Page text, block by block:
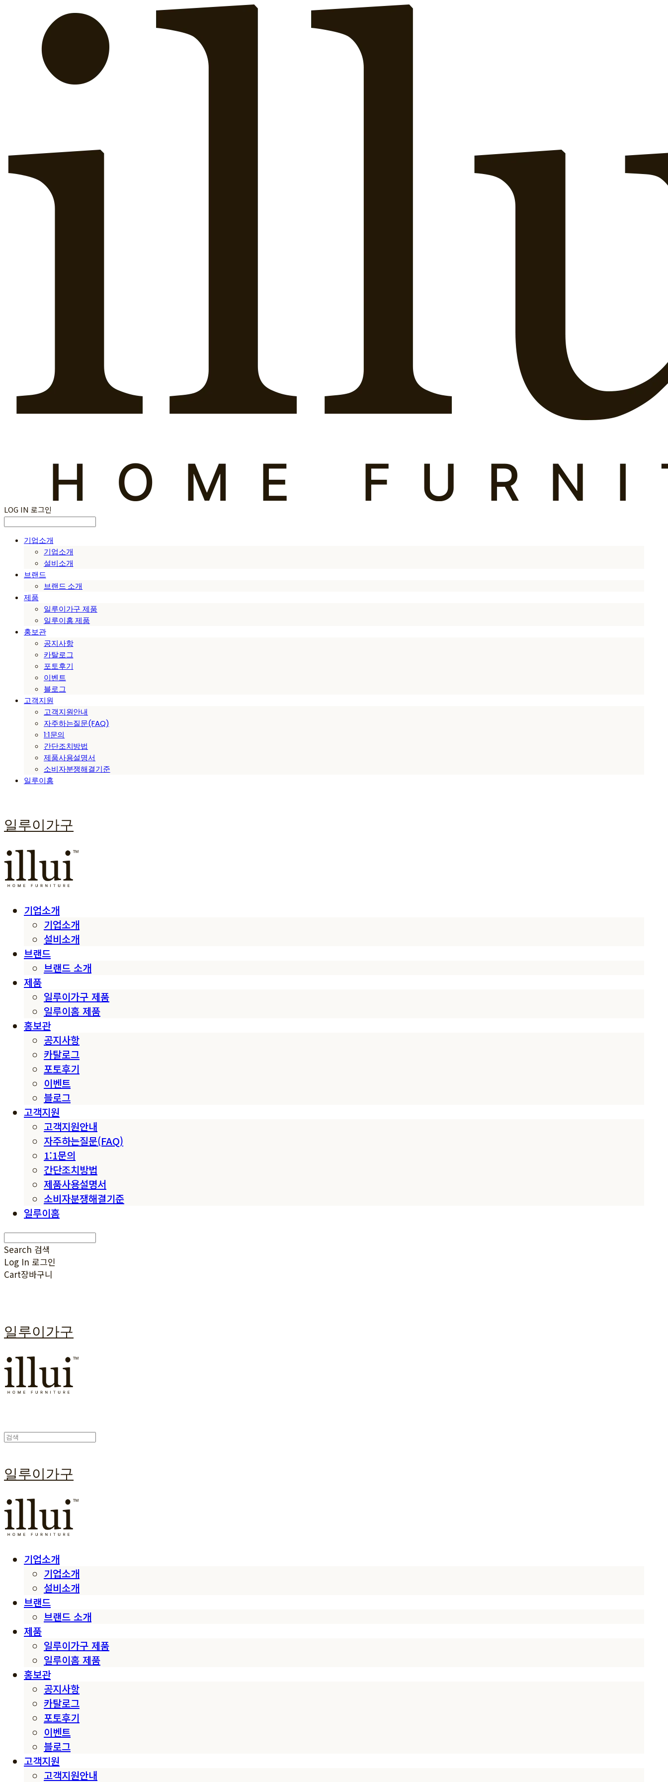
LOG IN 로그인
기업소개
기업소개
설비소개
브랜드
브랜드 소개
제품
일루이가구 제품
일루이홈 제품
홍보관
공지사항
카탈로그
포토후기
이벤트
블로그
고객지원
고객지원안내
자주하는질문(FAQ)
1:1문의
간단조치방법
제품사용설명서
소비자분쟁해결기준
일루이홈
일루이가구
기업소개
기업소개
설비소개
브랜드
브랜드 소개
제품
일루이가구 제품
일루이홈 제품
홍보관
공지사항
카탈로그
포토후기
이벤트
블로그
고객지원
고객지원안내
자주하는질문(FAQ)
1:1문의
간단조치방법
제품사용설명서
소비자분쟁해결기준
일루이홈
Search 검색
Log In 로그인
Cart장바구니
일루이가구
일루이가구
기업소개
기업소개
설비소개
브랜드
브랜드 소개
제품
일루이가구 제품
일루이홈 제품
홍보관
공지사항
카탈로그
포토후기
이벤트
블로그
고객지원
고객지원안내